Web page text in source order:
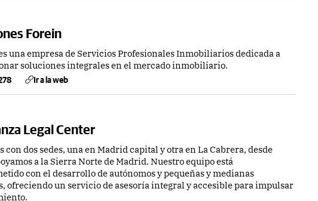
Forein
una empresa de Servicios Profesionales Inmobiliarios dedicada a
soluciones integrales en el mercado inmobiliario.
Ir a la web
Legal Center
con dos sedes, una en Madrid capital y otra en La Cabrera, desde
a la Sierra Norte de Madrid. Nuestro equipo está
con el desarrollo de autónomos y pequeñas y medianas
ofreciendo un servicio de asesoría integral y accesible para impulsar